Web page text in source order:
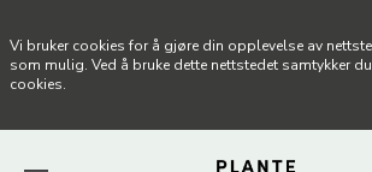
Vi bruker cookies for å gjøre din opplevelse av
som mulig. Ved å bruke dette nettstedet samtykker
cookies.